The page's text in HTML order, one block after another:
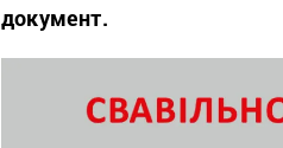
документ.